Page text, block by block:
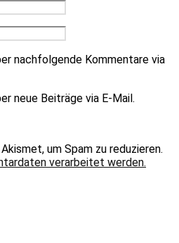
nachfolgende Kommentare via
neue Beiträge via E-Mail.
um Spam zu reduzieren.
verarbeitet werden.